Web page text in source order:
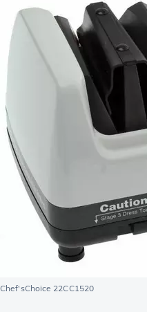
Chef'sChoice 22CC1520